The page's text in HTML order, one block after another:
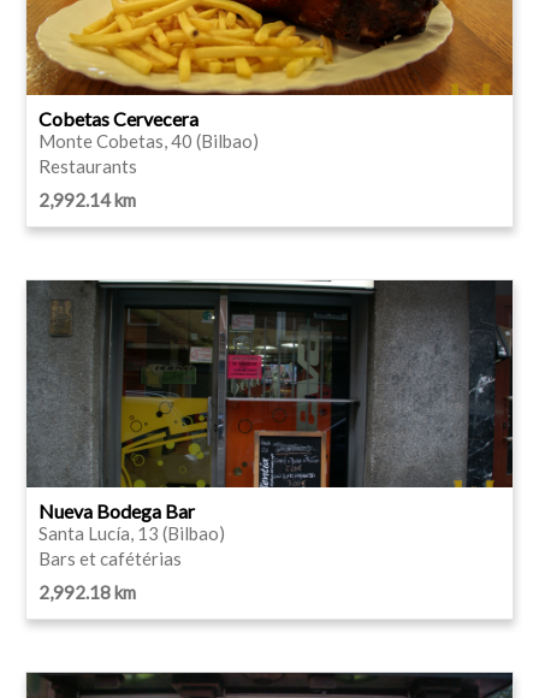
Cobetas Cervecera
Monte Cobetas, 40 (Bilbao)
Restaurants
2,992.14 km
Nueva Bodega Bar
Santa Lucía, 13 (Bilbao)
Bars et cafétérias
2,992.18 km